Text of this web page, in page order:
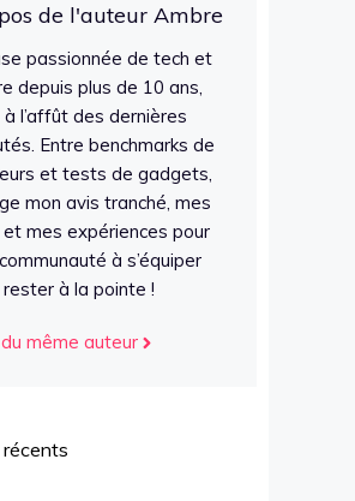
de l'auteur Ambre
passionnée de tech et
depuis plus de 10 ans,
l’affût des dernières
Entre benchmarks de
et tests de gadgets,
mon avis tranché, mes
mes expériences pour
à s’équiper
à la pointe !
même auteur